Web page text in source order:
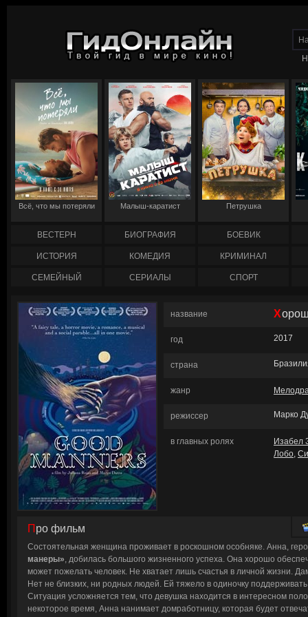
Всё, что мы потеряли Малыш-каратист Петрушка
ВЕСТЕРН БИОГРАФИЯ БОЕВИК
ИСТОРИЯ КОМЕДИЯ КРИМИНАЛ
СЕМЕЙНЫЙ СЕРИАЛЫ СПОРТ
название
год 2017
страна
жанр
режиссер Марко
в главных ролях
Изабел
Лобо,
Про фильм
Состоятельная женщина проживает в роскошном особняке. Анна,
манеры», добилась большого жизненного успеха. Она хорошо
может пожелать человек. Не хватает лишь счастья в личной жизни.
Нет не близких, ни родных людей. Ей тяжело в одиночку
Ситуация усложняется тем, что девушка находится в интересном
некоторое время, Анна нанимает домработницу, которая будет